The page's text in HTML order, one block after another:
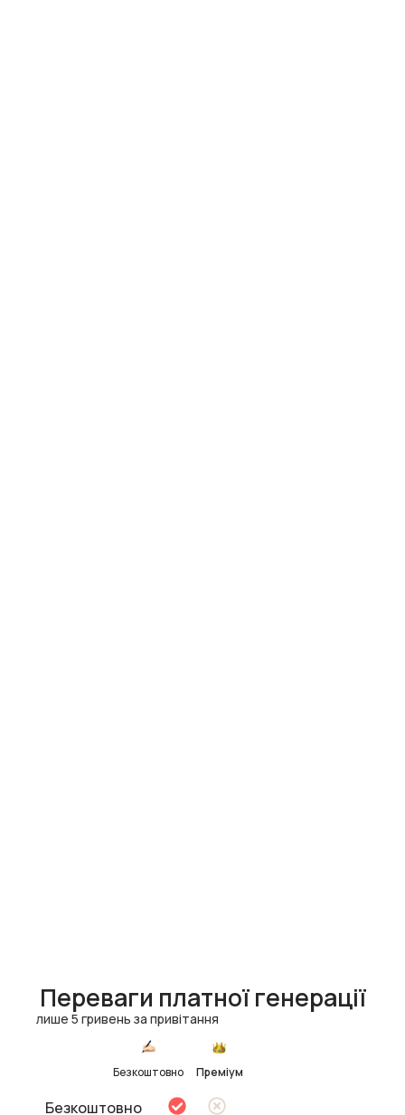
Переваги платної генерації
лише 5 гривень за привітання
Безкоштовно Преміум
Безкоштовно